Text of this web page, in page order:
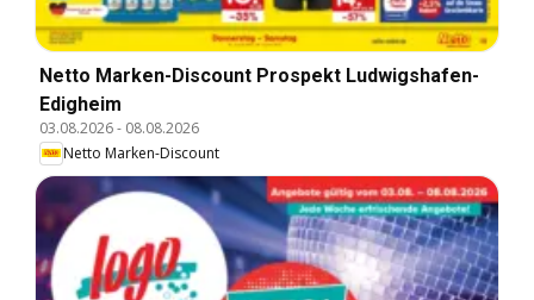
Netto Marken-Discount Prospekt Ludwigshafen-
Edigheim
03.08.2026- 08.08.2026
Netto Marken-Discount